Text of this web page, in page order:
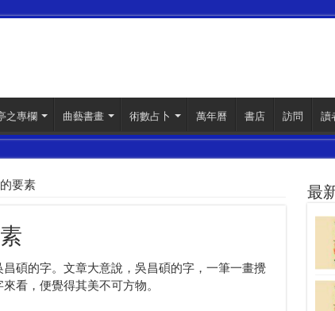
之專欄 曲藝書畫 術數占卜 萬年曆 書店 訪問 讀
要素
碩的字。文章大意說，吳昌碩的字，一筆一畫攪
看，便覺得其美不可方物。
最